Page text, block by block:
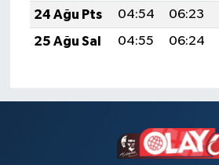
24 Ağu Pts
04:54 06:23
25 Ağu Sal
04:55 06:24